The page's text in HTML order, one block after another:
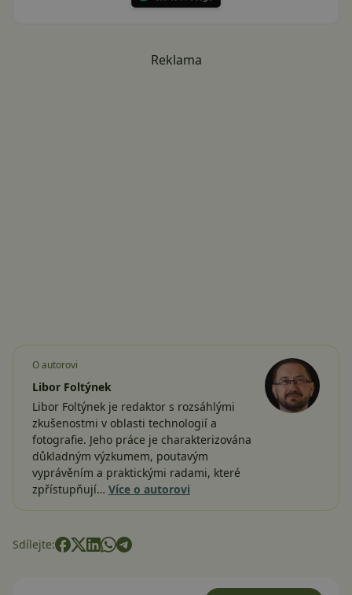
Reklama
O autorovi
Libor Foltýnek
Libor Foltýnek je redaktor s rozsáhlými
zkušenostmi v oblasti technologií a
fotografie. Jeho práce je charakterizována
důkladným výzkumem, poutavým
vyprávěním a praktickými radami, které
zpřístupňují… Více o autorovi
Sdílejte: